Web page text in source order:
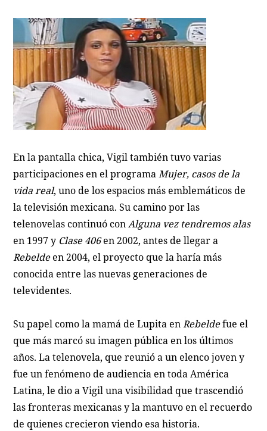
En la pantalla chica, Vigil también tuvo varias
participaciones en el programaMujer, casos de la
vida real, uno de los espacios más emblemáticos de
la televisión mexicana. Su camino por las
telenovelas continuó conAlguna vez tendremos alas
en 1997 y Clase 406en 2002, antes de llegar a
Rebeldeen 2004, el proyecto que la haría más
conocida entre las nuevas generaciones de
televidentes.
Su papel como la mamá de Lupita enRebeldefue el
que más marcó su imagen pública en los últimos
años. La telenovela, que reunió a un elenco joven y
fue un fenómeno de audiencia en toda América
Latina, le dio a Vigil una visibilidad que trascendió
las fronteras mexicanas y la mantuvo en el recuerdo
de quienes crecieron viendo esa historia.